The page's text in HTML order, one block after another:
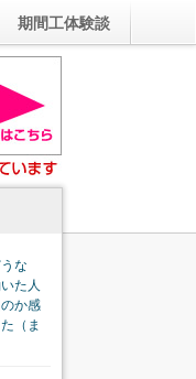
期間工体験談
な
た人
か感
（ま